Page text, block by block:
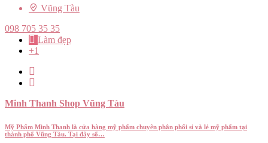
Vũng Tàu
098 705 35 35
Làm đẹp
+1
Minh Thanh Shop Vũng Tàu
Mỹ Phẩm Minh Thanh là cửa hàng mỹ phẩm chuyên phân phối sỉ và lẻ mỹ phẩm tại
thành phố Vũng Tàu. Tại đây số…